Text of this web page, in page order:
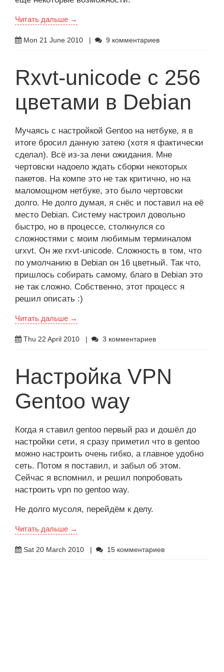
Читать дальше →
Mon 21 June 2010 9 комментариев
Rxvt-unicode с 256
цветами в Debian
Мучаясь с настройкой Gentoo на нетбуке, я в
итоге бросил данную затею (хотя я фактически
сделал). Всё из-за лени ожидания. Мне
чертовски надоело ждать сборки некоторых
пакетов. На компе это не так критично, но на
маломощном нетбуке, это было чертовски
долго. Не долго думая, я снёс и поставил на её
место Debian. Систему настроил довольно
быстро, но в процессе, столкнулся со
сложностями с моим любимым терминалом
urxvt. Он же rxvt-unicode. Сложность в том, что
по умолчанию в Debian он 16 цветный. Так что,
пришлось собирать самому, благо в Debian это
не так сложно. Собственно, этот процесс я
решил описать :)
Читать дальше →
Thu 22 April 2010 3 комментариев
Настройка VPN
Gentoo way
Когда я ставил gentoo первый раз и дошёл до
настройки сети, я сразу приметил что в gentoo
можно настроить очень гибко, а главное удобно
сеть. Потом я поставил, и забыл об этом.
Сейчас я вспомнил, и решил попробовать
настроить vpn по gentoo way.
Не долго мусоля, перейдём к делу.
Читать дальше →
Sat 20 March 2010 15 комментариев